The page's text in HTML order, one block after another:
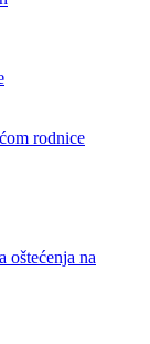
rodnice
oštećenja na